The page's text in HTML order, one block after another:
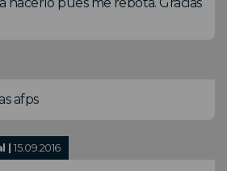
hacerlo pues me rebota. Gracias
afps
|15.09.2016